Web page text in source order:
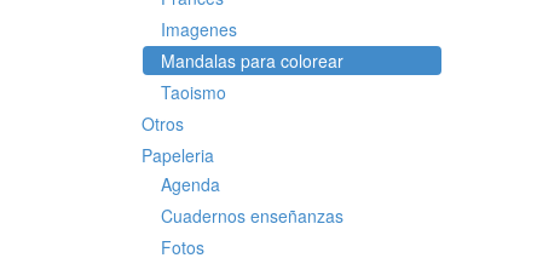
Imagenes
Mandalas para colorear
Taoismo
Otros
Papeleria
Agenda
Cuadernos enseñanzas
Fotos